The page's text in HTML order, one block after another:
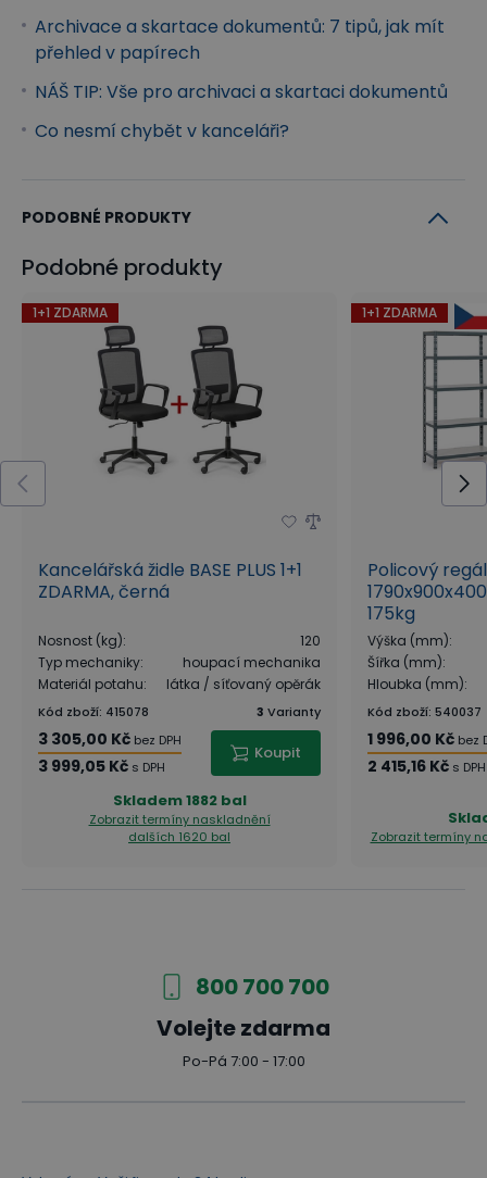
Archivace a skartace dokumentů: 7 tipů, jak mít
přehled v papírech
NÁŠ TIP: Vše pro archivaci a skartaci dokumentů
Co nesmí chybět v kanceláři?
PODOBNÉ PRODUKTY
Podobné produkty
1+1 ZDARMA
Kancelářská židle BASE PLUS 1+1
ZDARMA, černá
Nosnost (kg):
120
Typ mechaniky:
houpací mechanika
Materiál potahu: látka / síťovaný opěrák
Kód zboží: 415078 3 Varianty
3 305,00 Kč bez DPH
3 999,05 Kč s DPH
Koupit
Skladem1882 bal
Zobrazit termíny naskladnění
dalších 1620 bal
1+1 ZDARMA
Policový regál
175kg
Výška (mm):
Šířka (mm):
Hloubka (mm):
Kód zboží: 540037
1 996,00 Kč bez
2 415,16 Kč s DPH
Zobrazit termíny
800 700 700
Volejte zdarma
Po-Pá 7:00 - 17:00